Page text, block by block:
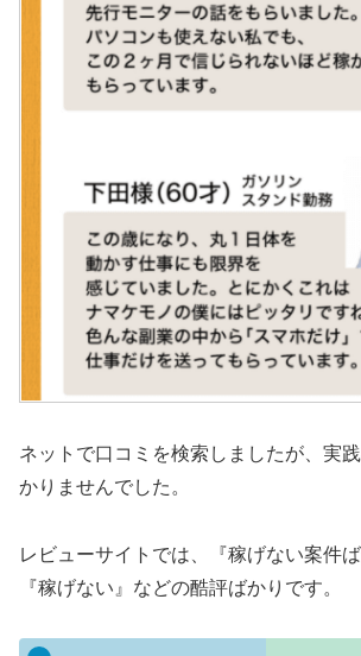
ネットで口コミを検索しましたが、実
かりませんでした。
レビューサイトでは、『稼げない案件
『稼げない』などの酷評ばかりです。